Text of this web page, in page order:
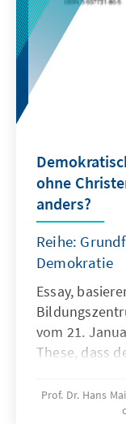
ohne
anders?
Reihe:
Demokratie
Essay,
vom 21.
These, dass
wäre.
typisch
Prof. Dr. Hans